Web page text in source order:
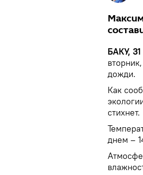
БАКУ,
дожди.
Как
стихнет.
днем –